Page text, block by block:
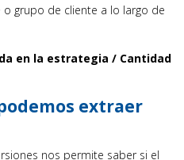
grupo de cliente a lo largo de
en la estrategia / Cantidad
extraer
nos permite saber si el